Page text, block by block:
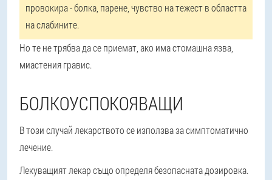
провокира - болка, парене, чувство на тежест в областта
на слабините.
Но те не трябва да се приемат, ако има стомашна язва,
миастения гравис.
БОЛКОУСПОКОЯВАЩИ
В този случай лекарството се използва за симптоматично
лечение.
Лекуващият лекар също определя безопасната дозировка.